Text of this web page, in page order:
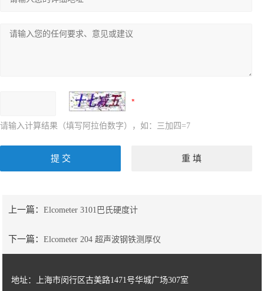
请输入计算结果（填写阿拉伯数字），如：三加四=7
上一篇：Elcometer 3101巴氏硬度计
下一篇：Elcometer 204 超声波钢铁测厚仪
地址：上海市闵行区古美路1471号华城广场307室